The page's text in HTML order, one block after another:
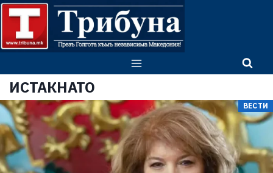
ИСТАКНАТО
ВЕСТИ